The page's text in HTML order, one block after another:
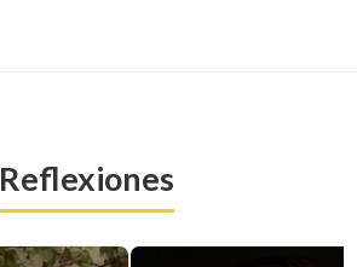
Reflexiones